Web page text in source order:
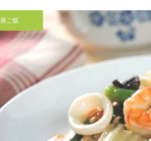
夜ご飯